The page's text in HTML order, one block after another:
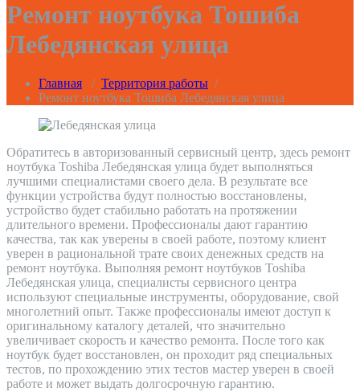
Ремонт ноутбука Тошиба
Лебедянская улица
Главная / Территория работы /
Ремонт ноутбука Тошиба Лебедянская улица
Обратитесь в авторизованный сервисный центр, здесь ремонт
ноутбука Toshiba Лебедянская улица будет выполняться
лучшими специалистами своего дела. В результате все
функции устройства будут полностью восстановлены,
устройство будет стабильно работать на протяжении
длительного времени. Профессионалы дают гарантию
качества, так как уверены в своей работе, поэтому клиент
уверен в рациональной трате своих денежных средств на
ремонт ноутбука. Выполняя ремонт ноутбуков Toshiba
Лебедянская улица, специалисты сервисного центра
используют специальные инструменты, оборудование, свой
многолетний опыт. Также профессионалы имеют доступ к
оригинальному каталогу деталей, что значительно
увеличивает скорость и качество ремонта. После того как
ноутбук будет восстановлен, он проходит ряд специальных
тестов, по прохождению этих тестов мастер уверен в своей
работе и может выдать долгосрочную гарантию.